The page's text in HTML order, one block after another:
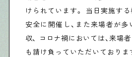
けられています。 当日実施す
安全に開催し、また来場者が
収、 コロナ禍においては、来場
も請け負っていただいておりま